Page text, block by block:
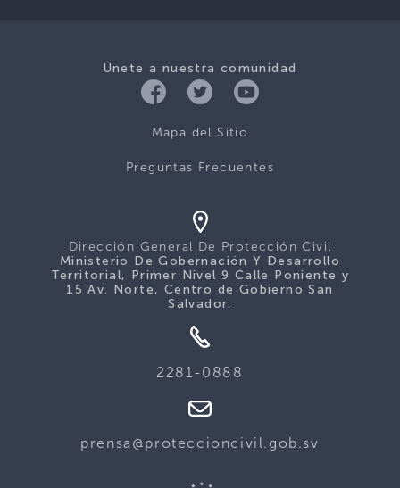
Únete a nuestra comunidad
Mapa del Sitio
Preguntas Frecuentes
Dirección General De Protección Civil
Ministerio De Gobernación Y Desarrollo
Territorial, Primer Nivel 9 Calle Poniente y
15 Av. Norte, Centro de Gobierno San
Salvador.
2281-0888
prensa@proteccioncivil.gob.sv